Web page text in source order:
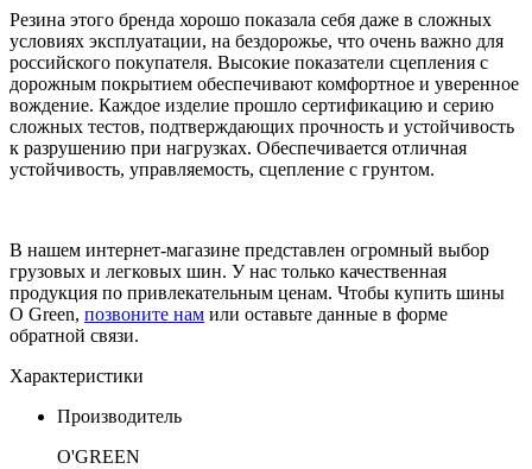
Резина этого бренда хорошо показала себя даже в сложных
условиях эксплуатации, на бездорожье, что очень важно для
российского покупателя. Высокие показатели сцепления с
дорожным покрытием обеспечивают комфортное и уверенное
вождение. Каждое изделие прошло сертификацию и серию
сложных тестов, подтверждающих прочность и устойчивость
к разрушению при нагрузках. Обеспечивается отличная
устойчивость, управляемость, сцепление с грунтом.
В нашем интернет-магазине представлен огромный выбор
грузовых и легковых шин. У нас только качественная
продукция по привлекательным ценам. Чтобы купить шины
O Green, позвоните нам или оставьте данные в форме
обратной связи.
Характеристики
Производитель
O'GREEN